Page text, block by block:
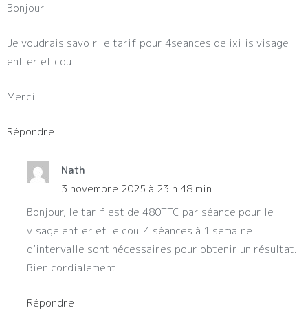
Bonjour
Je voudrais savoir le tarif pour 4seances de ixilis visage
entier et cou
Merci
Répondre
Nath
3 novembre 2025 à 23 h 48 min
Bonjour, le tarif est de 480TTC par séance pour le
visage entier et le cou. 4 séances à 1 semaine
d’intervalle sont nécessaires pour obtenir un résultat.
Bien cordialement
Répondre